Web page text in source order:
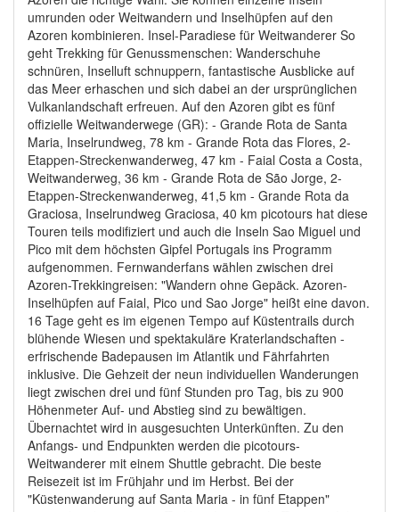
umrunden oder Weitwandern und Inselhüpfen auf den
Azoren kombinieren. Insel-Paradiese für Weitwanderer So
geht Trekking für Genussmenschen: Wanderschuhe
schnüren, Inselluft schnuppern, fantastische Ausblicke auf
das Meer erhaschen und sich dabei an der ursprünglichen
Vulkanlandschaft erfreuen. Auf den Azoren gibt es fünf
offizielle Weitwanderwege (GR): - Grande Rota de Santa
Maria, Inselrundweg, 78 km - Grande Rota das Flores, 2-
Etappen-Streckenwanderweg, 47 km - Faial Costa a Costa,
Weitwanderweg, 36 km - Grande Rota de São Jorge, 2-
Etappen-Streckenwanderweg, 41,5 km - Grande Rota da
Graciosa, Inselrundweg Graciosa, 40 km picotours hat diese
Touren teils modifiziert und auch die Inseln Sao Miguel und
Pico mit dem höchsten Gipfel Portugals ins Programm
aufgenommen. Fernwanderfans wählen zwischen drei
Azoren-Trekkingreisen: "Wandern ohne Gepäck. Azoren-
Inselhüpfen auf Faial, Pico und Sao Jorge" heißt eine davon.
16 Tage geht es im eigenen Tempo auf Küstentrails durch
blühende Wiesen und spektakuläre Kraterlandschaften -
erfrischende Badepausen im Atlantik und Fährfahrten
inklusive. Die Gehzeit der neun individuellen Wanderungen
liegt zwischen drei und fünf Stunden pro Tag, bis zu 900
Höhenmeter Auf- und Abstieg sind zu bewältigen.
Übernachtet wird in ausgesuchten Unterkünften. Zu den
Anfangs- und Endpunkten werden die picotours-
Weitwanderer mit einem Shuttle gebracht. Die beste
Reisezeit ist im Frühjahr und im Herbst. Bei der
"Küstenwanderung auf Santa Maria - in fünf Etappen"